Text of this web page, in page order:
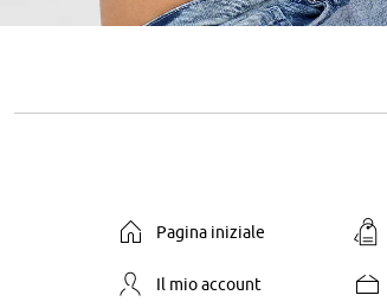
Pagina iniziale
Il mio account